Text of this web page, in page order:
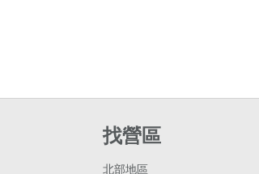
找營區
北部地區